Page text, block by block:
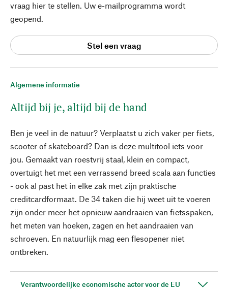
Algemene informatie
Altijd bij je, altijd bij de hand
Ben je veel in de natuur? Verplaatst u zich vaker per fiets,
scooter of skateboard? Dan is deze multitool iets voor
jou. Gemaakt van roestvrij staal, klein en compact,
overtuigt het met een verrassend breed scala aan functies
- ook al past het in elke zak met zijn praktische
creditcardformaat. De 34 taken die hij weet uit te voeren
zijn onder meer het opnieuw aandraaien van fietsspaken,
het meten van hoeken, zagen en het aandraaien van
schroeven. En natuurlijk mag een flesopener niet
ontbreken.
Verantwoordelijke economische actor voor de EU
vraag hier te stellen. Uw e-mailprogramma wordt
geopend.
Stel een vraag